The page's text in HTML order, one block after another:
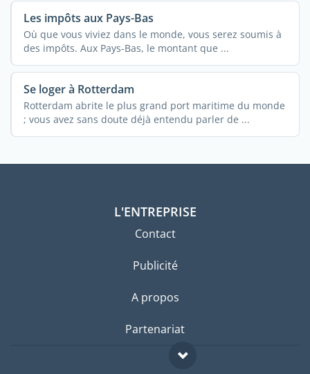
Les impôts aux Pays-Bas
Où que vous viviez dans le monde, vous serez soumis à
des impôts. Aux Pays-Bas, le montant que ...
Se loger à Rotterdam
Rotterdam abrite le plus grand port maritime du monde
; vous avez sans doute déjà entendu parler de ...
L'ENTREPRISE
Contact
Publicité
A propos
Partenariat